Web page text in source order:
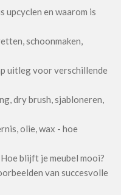
upcyclen en waarom is
schoonmaken,
uitleg voor verschillende
dry brush, sjabloneren,
olie, wax - hoe
Hoe blijft je meubel mooi?
van succesvolle